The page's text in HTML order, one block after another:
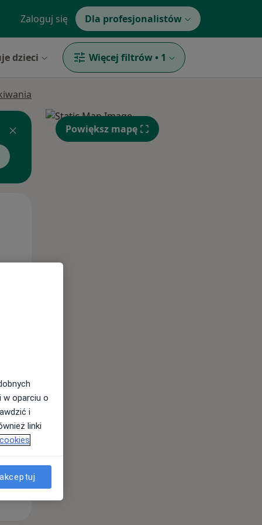
Zaloguj się Dla profesjonalistów
dzieci Więcej filtrów • 1
Śr,
12 Sie
Powiększ mapę
w oparciu o
i
linki